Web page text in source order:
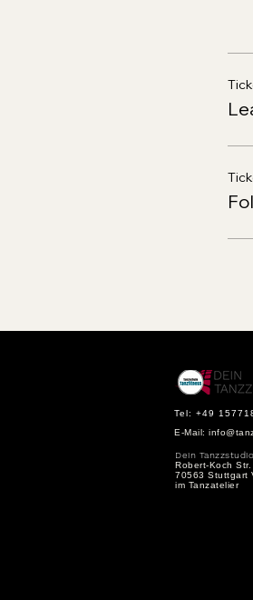
Tel: +49
E-Mail:
Dein
Robert-Koch Str.
70563 Stuttgart
im Tanzatelier